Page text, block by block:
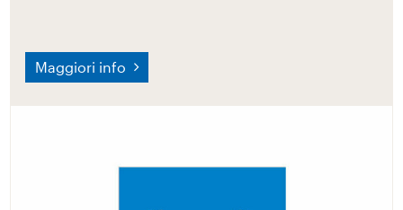
Maggiori info